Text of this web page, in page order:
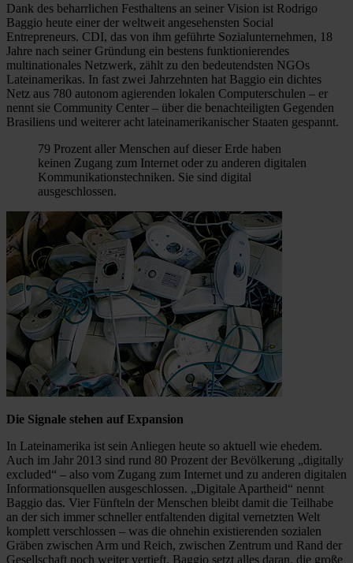
Dank des beharrlichen Festhaltens an seiner Vision ist Rodrigo
Baggio heute einer der weltweit angesehensten Social
Entrepreneurs. CDI, das von ihm geführte Sozialunternehmen, 18
Jahre nach seiner Gründung ein bestens funktionierendes
multinationales Netzwerk, zählt zu den bedeutendsten NGOs
Lateinamerikas. In fast zwei Jahrzehnten hat Baggio ein dichtes
Netz aus 780 autonom agierenden lokalen Computerschulen – er
nennt sie Community Center – über die benachteiligten Gegenden
Brasiliens und weiterer acht lateinamerikanischer Staaten gespannt.
79 Prozent aller Menschen auf dieser Erde haben
keinen Zugang zum Internet oder zu anderen digitalen
Kommunikationstechniken. Sie sind digital
ausgeschlossen.
Die Signale stehen auf Expansion
In Lateinamerika ist sein Anliegen heute so aktuell wie ehedem.
Auch im Jahr 2013 sind rund 80 Prozent der Bevölkerung „digitally
excluded“ – also vom Zugang zum Internet und zu anderen digitalen
Informationsquellen ausgeschlossen. „Digitale Apartheid“ nennt
Baggio das. Vier Fünfteln der Menschen bleibt damit die Teilhabe
an der sich immer schneller entfaltenden digital vernetzten Welt
komplett verschlossen – was die ohnehin existierenden sozialen
Gräben zwischen Arm und Reich, zwischen Zentrum und Rand der
Gesellschaft noch weiter vertieft. Baggio setzt alles daran, die große